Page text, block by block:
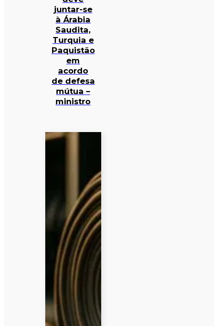
juntar-se
à Árabia
Saudita,
Turquia e
Paquistão
em
acordo
de defesa
mútua –
ministro